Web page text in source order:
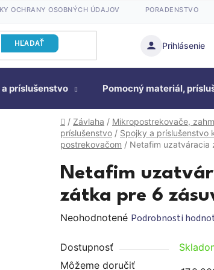
OCHRANY OSOBNÝCH ÚDAJOV PORADENSTVO
HĽADAŤ Prihlásenie
príslušenstvo Pomocný materiál,
Domov
/ Závlaha / Mikropostrekovače,
príslušenstvo / Spojky a príslušenstvo
postrekovačom / Netafim uzatváracia
Netafim
zátka pre 6
Priemerné
produktu
je
Neohodnotené Podrobnosti
Dostupnosť
Môžeme doručiť